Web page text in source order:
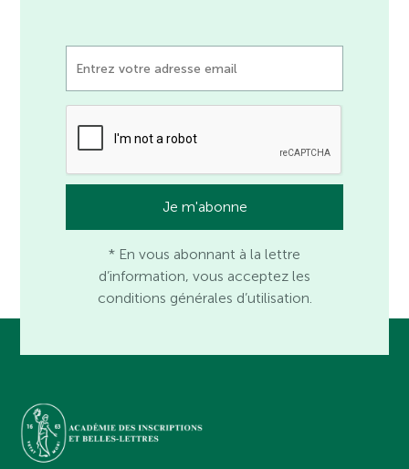
* En vous abonnant à la lettre
d’information, vous acceptez les
conditions générales d’utilisation.